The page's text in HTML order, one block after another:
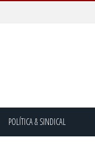
POLÍTICA & SINDICAL